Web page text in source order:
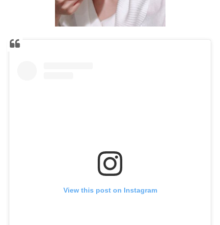
View this post on Instagram